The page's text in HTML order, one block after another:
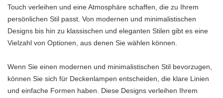
Touch verleihen und eine Atmosphäre schaffen, die zu Ihrem
persönlichen Stil passt. Von modernen und minimalistischen
Designs bis hin zu klassischen und eleganten Stilen gibt es eine
Vielzahl von Optionen, aus denen Sie wählen können.
Wenn Sie einen modernen und minimalistischen Stil bevorzugen,
können Sie sich für Deckenlampen entscheiden, die klare Linien
und einfache Formen haben. Diese Designs verleihen Ihrem